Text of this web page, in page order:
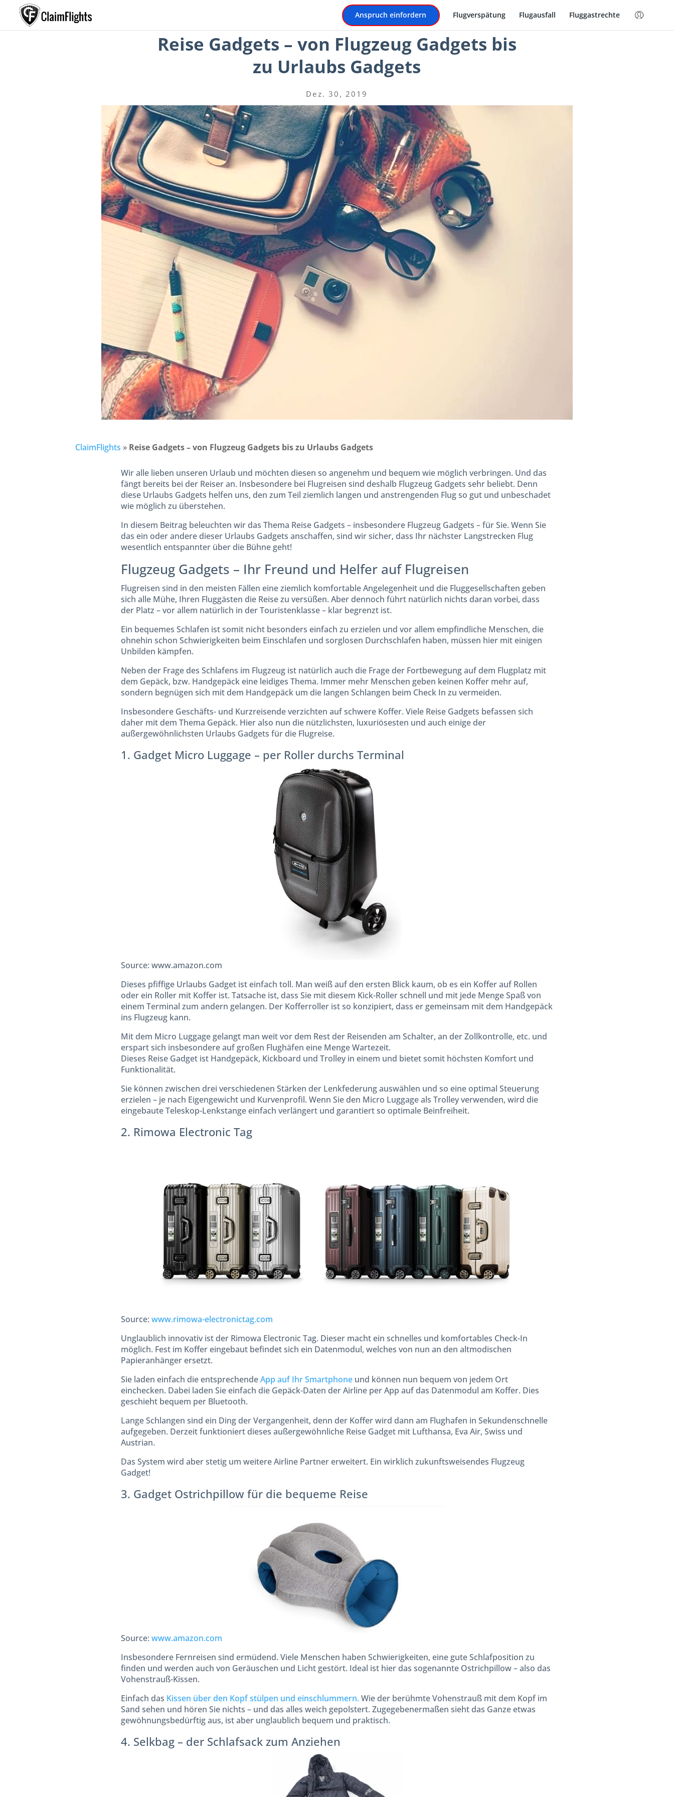
Anspruch einfordern Flugverspätung Flugausfall Fluggastrechte
Reise Gadgets – von Flugzeug Gadgets bis
zu Urlaubs Gadgets
Dez. 30, 2019
ClaimFlights » Reise Gadgets – von Flugzeug Gadgets bis zu Urlaubs Gadgets
Wir alle lieben unseren Urlaub und möchten diesen so angenehm und bequem wie möglich verbringen. Und das
fängt bereits bei der Reiser an. Insbesondere bei Flugreisen sind deshalb Flugzeug Gadgets sehr beliebt. Denn
diese Urlaubs Gadgets helfen uns, den zum Teil ziemlich langen und anstrengenden Flug so gut und unbeschadet
wie möglich zu überstehen.
In diesem Beitrag beleuchten wir das Thema Reise Gadgets – insbesondere Flugzeug Gadgets – für Sie. Wenn Sie
das ein oder andere dieser Urlaubs Gadgets anschaffen, sind wir sicher, dass Ihr nächster Langstrecken Flug
wesentlich entspannter über die Bühne geht!
Flugzeug Gadgets – Ihr Freund und Helfer auf Flugreisen
Flugreisen sind in den meisten Fällen eine ziemlich komfortable Angelegenheit und die Fluggesellschaften geben
sich alle Mühe, Ihren Fluggästen die Reise zu versüßen. Aber dennoch führt natürlich nichts daran vorbei, dass
der Platz – vor allem natürlich in der Touristenklasse – klar begrenzt ist.
Ein bequemes Schlafen ist somit nicht besonders einfach zu erzielen und vor allem empfindliche Menschen, die
ohnehin schon Schwierigkeiten beim Einschlafen und sorglosen Durchschlafen haben, müssen hier mit einigen
Unbilden kämpfen.
Neben der Frage des Schlafens im Flugzeug ist natürlich auch die Frage der Fortbewegung auf dem Flugplatz mit
dem Gepäck, bzw. Handgepäck eine leidiges Thema. Immer mehr Menschen geben keinen Koffer mehr auf,
sondern begnügen sich mit dem Handgepäck um die langen Schlangen beim Check In zu vermeiden.
Insbesondere Geschäfts- und Kurzreisende verzichten auf schwere Koffer. Viele Reise Gadgets befassen sich
daher mit dem Thema Gepäck. Hier also nun die nützlichsten, luxuriösesten und auch einige der
außergewöhnlichsten Urlaubs Gadgets für die Flugreise.
1. Gadget Micro Luggage – per Roller durchs Terminal
Source: www.amazon.com
Dieses pfiffige Urlaubs Gadget ist einfach toll. Man weiß auf den ersten Blick kaum, ob es ein Koffer auf Rollen
oder ein Roller mit Koffer ist. Tatsache ist, dass Sie mit diesem Kick-Roller schnell und mit jede Menge Spaß von
einem Terminal zum andern gelangen. Der Kofferroller ist so konzipiert, dass er gemeinsam mit dem Handgepäck
ins Flugzeug kann.
Mit dem Micro Luggage gelangt man weit vor dem Rest der Reisenden am Schalter, an der Zollkontrolle, etc. und
erspart sich insbesondere auf großen Flughäfen eine Menge Wartezeit.
Dieses Reise Gadget ist Handgepäck, Kickboard und Trolley in einem und bietet somit höchsten Komfort und
Funktionalität.
Sie können zwischen drei verschiedenen Stärken der Lenkfederung auswählen und so eine optimal Steuerung
erzielen – je nach Eigengewicht und Kurvenprofil. Wenn Sie den Micro Luggage als Trolley verwenden, wird die
eingebaute Teleskop-Lenkstange einfach verlängert und garantiert so optimale Beinfreiheit.
2. Rimowa Electronic Tag
Source: www.rimowa-electronictag.com
Unglaublich innovativ ist der Rimowa Electronic Tag. Dieser macht ein schnelles und komfortables Check-In
möglich. Fest im Koffer eingebaut befindet sich ein Datenmodul, welches von nun an den altmodischen
Papieranhänger ersetzt.
Sie laden einfach die entsprechendeApp auf Ihr Smartphoneund können nun bequem von jedem Ort
einchecken. Dabei laden Sie einfach die Gepäck-Daten der Airline per App auf das Datenmodul am Koffer. Dies
geschieht bequem per Bluetooth.
Lange Schlangen sind ein Ding der Vergangenheit, denn der Koffer wird dann am Flughafen in Sekundenschnelle
aufgegeben. Derzeit funktioniert dieses außergewöhnliche Reise Gadget mit Lufthansa, Eva Air, Swiss und
Austrian.
Das System wird aber stetig um weitere Airline Partner erweitert. Ein wirklich zukunftsweisendes Flugzeug
Gadget!
3. Gadget Ostrichpillow für die bequeme Reise
Source: www.amazon.com
Insbesondere Fernreisen sind ermüdend. Viele Menschen haben Schwierigkeiten, eine gute Schlafposition zu
finden und werden auch von Geräuschen und Licht gestört. Ideal ist hier das sogenannte Ostrichpillow – also das
Vohenstrauß-Kissen.
Einfach das Kissen über den Kopf stülpen und einschlummern. Wie der berühmte Vohenstrauß mit dem Kopf im
Sand sehen und hören Sie nichts – und das alles weich gepolstert. Zugegebenermaßen sieht das Ganze etwas
gewöhnungsbedürftig aus, ist aber unglaublich bequem und praktisch.
4. Selkbag – der Schlafsack zum Anziehen